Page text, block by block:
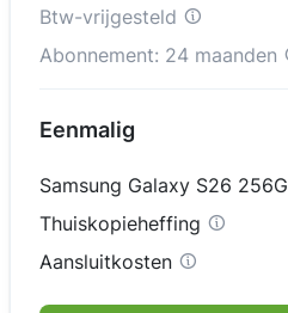
Btw-vrijgesteld
Abonnement: 24 maanden
Eenmalig
Samsung Galaxy S26
Thuiskopieheffing
Aansluitkosten